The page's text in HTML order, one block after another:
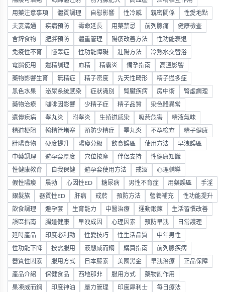
用藥注意事項 體質調理 自慰影響 性冷感 親密關係 性愛地點
夫妻溝通 疾病預防 壽命延長 用藥禁忌 前列腺痛 健康檢查
含鋅食物 肥胖預防 體重管理 陽痿改善方法 性功能衰退
免疫性不育 隱睾症 性功能障礙 壯陽方法 冷熱水交替浴
電腦使用 遺精調理 血精 精囊炎 備孕指南 高溫影響
藥物影響生育 無精症 精子密度 先天性畸形 精子過多症
黑色水果 泌尿系統感染 症狀識別 腎臟疾病 房中術 腎虛調理
藥物治療 咖啡因影響 少精子症 精子品質 染色體異常
遺傳疾病 睾丸炎 附睾炎 生殖道感染 吸菸危害 精液氣味
精道梗阻 輸精管堵塞 預防少精症 睪丸炎 不孕檢查 精子健康
壯陽食物 硬度提升 陽痿分級 飲食誤區 使用方法 早洩誤區
中藥調理 避孕套厚度 穴位按摩 伴侶支持 性健康知識
性健康教育 自我保健 避孕套使用方法 戒酒 心理輔導
假性陽痿 晨勃 心因性ED 糖尿病 男性不育症 用藥誤區 手淫
銀髮族 器質性ED 肝病 戒菸 預防方法 營養補充 性功能提升
飲食調理 避孕套 生育能力 中醫治療 運動鍛鍊 生活習慣改善
誤區指南 腸道健康 早洩成因 心理因素 預防早洩 日常護理
延時產品 印度必利勁 性愛技巧 性生活品質 中年男性
性功能下降 按需服用 液態威而鋼 購買指南 前列腺疾病
器質性因素 服用方式 日本藤素 美國黑金 早洩治療 正品保障
產品介紹 保健食品 西地那非 服用方式 藥物副作用
果凍威而鋼 印度神油 壓力管理 印度犀利士 每日療法